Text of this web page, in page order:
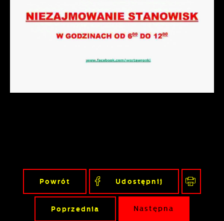
Powrót Udostępnij
Poprzednia Następna